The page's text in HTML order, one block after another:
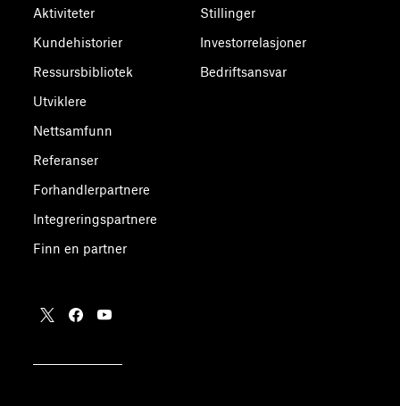
Aktiviteter
Kundehistorier
Ressursbibliotek
Utviklere
Nettsamfunn
Referanser
Forhandlerpartnere
Integreringspartnere
Finn en partner
Stillinger
Investorrelasjoner
Bedriftsansvar